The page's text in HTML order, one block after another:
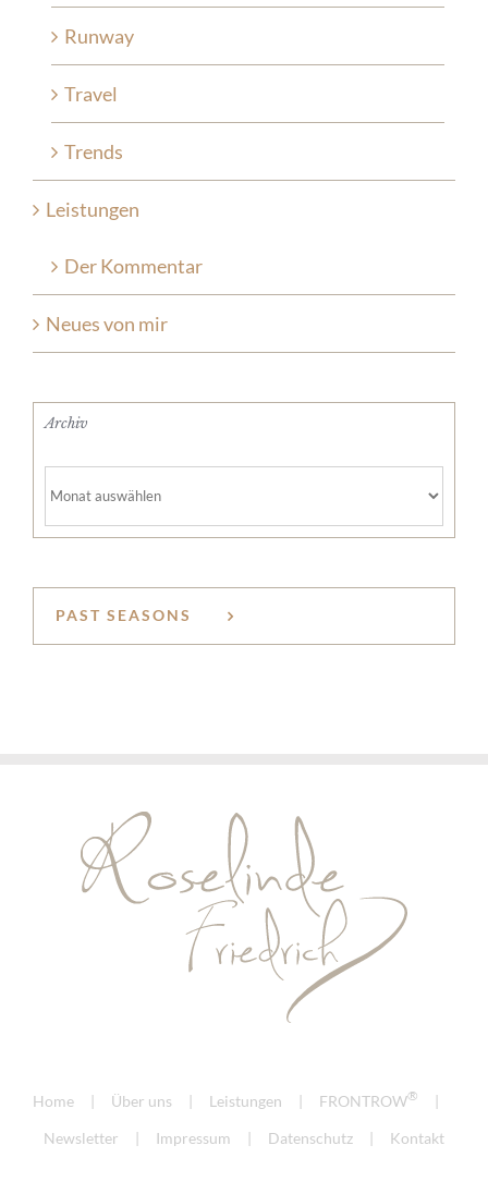
Runway
Travel
Trends
Leistungen
Der Kommentar
Neues von mir
Archiv
PAST SEASONS
Home Über uns Leistungen FRONTROW®
Newsletter Impressum Datenschutz Kontakt